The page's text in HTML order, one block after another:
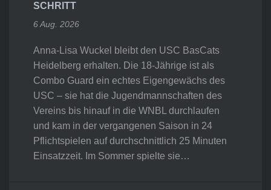
SCHRITT
6 Aug. 2026
Anna-Lisa Wuckel bleibt den USC BasCats
Heidelberg erhalten. Die 18-Jährige ist als
Combo Guard ein echtes Eigengewächs des
USC – sie hat die Jugendmannschaften des
Vereins bis hinauf in die WNBL durchlaufen
und kam in der vergangenen Saison in 24
Pflichtspielen auf durchschnittlich 25 Minuten
Einsatzzeit. Im Sommer spielte sie…